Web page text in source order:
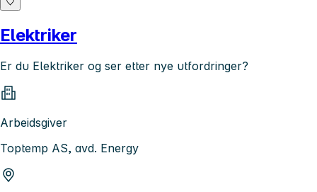
Elektriker
Er du Elektriker og ser etter nye utfordringer?
Arbeidsgiver
Toptemp AS, avd. Energy